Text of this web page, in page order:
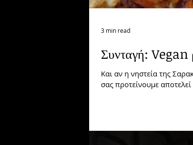
Συνταγή: Vegan
Και αν η νηστεία της
σας προτείνουμε αποτελεί
3 min read